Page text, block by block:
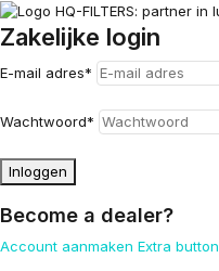
Zakelijke login
E-mail adres*
Wachtwoord*
Inloggen
Become a dealer?
Account aanmaken Extra button